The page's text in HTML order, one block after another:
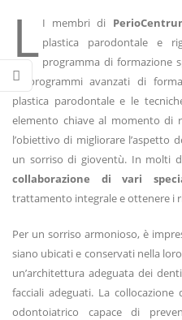
L I membri di
plastica parodontale e
programma di formazione
in programmi avanzati di
plastica parodontale e le
elemento chiave al momento di
l’obiettivo di migliorare l’aspetto
un sorriso di gioventù. In molti
collaborazione di vari
trattamento integrale e ottenere i
Per un sorriso armonioso, è
siano ubicati e conservati nella
un’architettura adeguata dei
facciali adeguati. La
odontoiatrico capace di